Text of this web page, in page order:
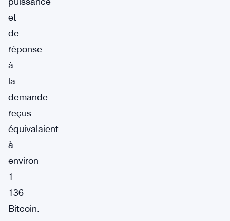
et
de
réponse
à
la
demande
reçus
équivalaient
à
environ
1
136
Bitcoin.